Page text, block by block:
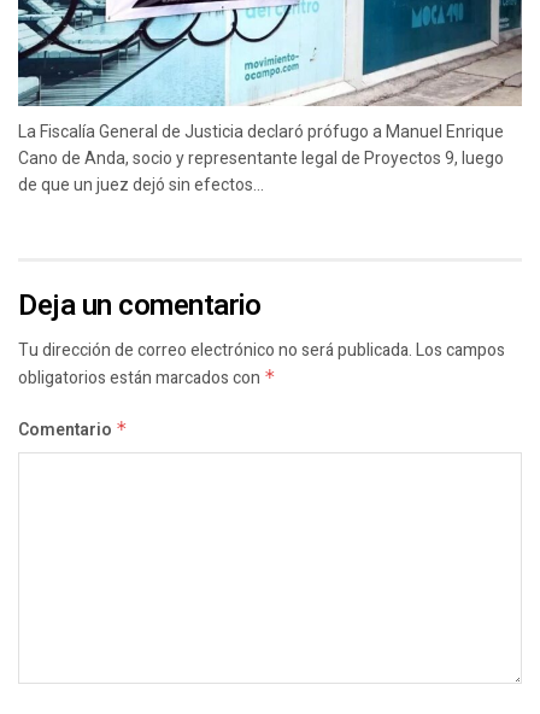
La Fiscalía General de Justicia declaró prófugo a Manuel Enrique
Cano de Anda, socio y representante legal de Proyectos 9, luego
de que un juez dejó sin efectos...
Deja un comentario
Tu dirección de correo electrónico no será publicada.Los campos
obligatorios están marcados con *
Comentario *